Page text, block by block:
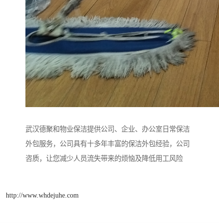
武汉德聚和物业保洁提供公司、企业、办公室日常保洁
外包服务，公司具有十多年丰富的保洁外包经验，公司
咨质，让您减少人员流失带来的烦恼及降低用工风险
http://www.whdejuhe.com